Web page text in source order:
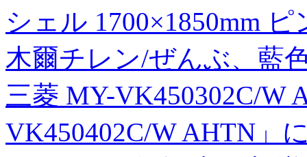
シェル 1700×1850mm
木爾チレン/ぜんぶ、藍
三菱 MY-VK450302C/W
VK450402C/W AHTN」